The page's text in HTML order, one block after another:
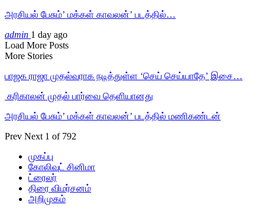
அரசியல் பேசும்’ மக்கள் காவலன்’ படத்தில்…
admin 1 day ago
Load More Posts
More Stories
பாஜக ராஜா முதல்வராக நடித்துள்ள ‘செய் செய்யாதே’ இசை…
‎ கரிகாலன் முதல் பார்வை தெளியானது
அரசியல் பேசும்’ மக்கள் காவலன்’ படத்தில் மணிகண்டன்
Prev Next 1 of 792
முகப்பு
கோலிவுட் சினிமா
ட்ரைலர்
திரை விமர்சனம்
அறிமுகம்